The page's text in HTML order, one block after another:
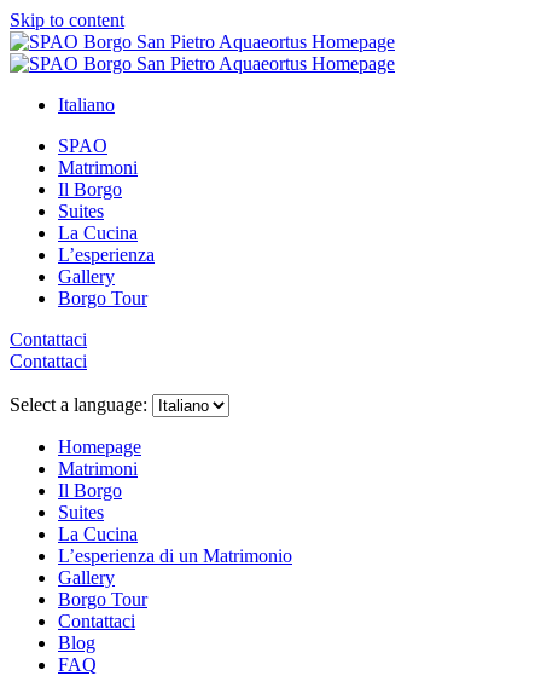
Skip to content
Italiano
SPAO
Matrimoni
Il Borgo
Suites
La Cucina
L’esperienza
Gallery
Borgo Tour
Contattaci
Contattaci
menu
Select a language:
Homepage
Matrimoni
Il Borgo
Suites
La Cucina
L’esperienza di un Matrimonio
Gallery
Borgo Tour
Contattaci
Blog
FAQ